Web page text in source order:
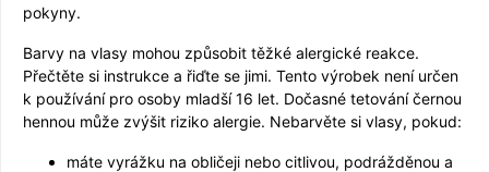
pokyny.
Barvy na vlasy mohou způsobit těžké alergické reakce.
Přečtěte si instrukce a řiďte se jimi. Tento výrobek není určen
k používání pro osoby mladší 16 let. Dočasné tetování černou
hennou může zvýšit riziko alergie. Nebarvěte si vlasy, pokud:
máte vyrážku na obličeji nebo citlivou, podrážděnou a